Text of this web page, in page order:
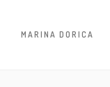
MARINA DORICA